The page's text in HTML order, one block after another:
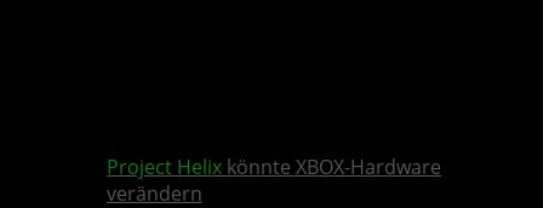
Project Helix könnte XBOX-Hardware
verändern